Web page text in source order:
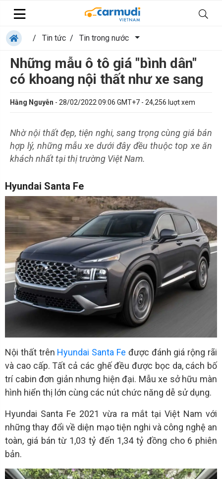
/ Tin tức / Tin trong nước
Những mẫu ô tô giá "bình dân"
có khoang nội thất như xe sang
Hằng Nguyễn - 28/02/2022 09:06 GMT+7 - 24,256 luợt xem
Nhờ nội thất đẹp, tiện nghi, sang trọng cùng giá bán
hợp lý, những mẫu xe dưới đây đều thuộc top xe ăn
khách nhất tại thị trường Việt Nam.
Hyundai Santa Fe
Nội thất trên Hyundai Santa Fe được đánh giá rộng rãi
và cao cấp. Tất cả các ghế đều được bọc da, cách bố
trí cabin đơn giản nhưng hiện đại. Mẫu xe sở hữu màn
hình hiển thị lớn cùng các nút chức năng dễ sử dụng.
Hyundai Santa Fe 2021 vừa ra mắt tại Việt Nam với
những thay đổi về diện mạo tiện nghi và công nghệ an
toàn, giá bán từ 1,03 tỷ đến 1,34 tỷ đồng cho 6 phiên
bản.